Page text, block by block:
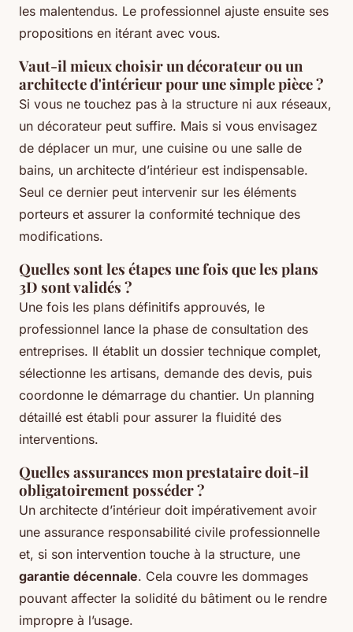
les malentendus. Le professionnel ajuste ensuite ses
propositions en itérant avec vous.
Vaut-il mieux choisir un décorateur ou un
architecte d'intérieur pour une simple pièce ?
Si vous ne touchez pas à la structure ni aux réseaux,
un décorateur peut suffire. Mais si vous envisagez
de déplacer un mur, une cuisine ou une salle de
bains, un architecte d’intérieur est indispensable.
Seul ce dernier peut intervenir sur les éléments
porteurs et assurer la conformité technique des
modifications.
Quelles sont les étapes une fois que les plans
3D sont validés ?
Une fois les plans définitifs approuvés, le
professionnel lance la phase de consultation des
entreprises. Il établit un dossier technique complet,
sélectionne les artisans, demande des devis, puis
coordonne le démarrage du chantier. Un planning
détaillé est établi pour assurer la fluidité des
interventions.
Quelles assurances mon prestataire doit-il
obligatoirement posséder ?
Un architecte d’intérieur doit impérativement avoir
une assurance responsabilité civile professionnelle
et, si son intervention touche à la structure, une
garantie décennale. Cela couvre les dommages
pouvant affecter la solidité du bâtiment ou le rendre
impropre à l’usage.